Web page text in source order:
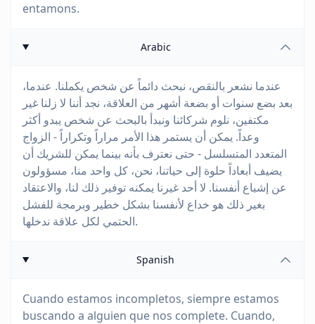
entamons.
Arabic
عندما نشعر بالنقص، نبحث دائماً عن شخص يكملنا. عندما،
بعد بضع سنوات أو بضعة أشهر من العلاقة، نجد أننا لا زلنا غير
مكتفين، نلوم شركائنا ونبدأ بالبحث عن شخص يبدو أكثر
وعداً. يمكن أن يستمر هذا الأمر مراراً وتكراراً - الزواج
المتعدد المتسلسل - حتى نعترف بأنه بينما يمكن للشريك أن
يضيف أبعاداً حلوة إلى حياتنا، نحن، كل واحد منا، مسؤولون
عن إشباع أنفسنا. لا أحد غيرنا يمكنه توفير ذلك لنا، والاعتقاد
بغير ذلك هو خداع لأنفسنا بشكل خطير وبرمجة للفشل
الحتمي لكل علاقة ندخلها.
Spanish
Cuando estamos incompletos, siempre estamos
buscando a alguien que nos complete. Cuando,